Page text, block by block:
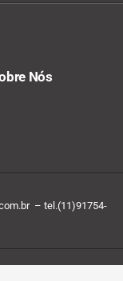
Nós
– tel.(11)91754-